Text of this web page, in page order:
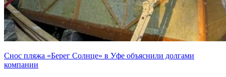
Снос пляжа «Берег Солнце» в Уфе объяснили долгами
компании